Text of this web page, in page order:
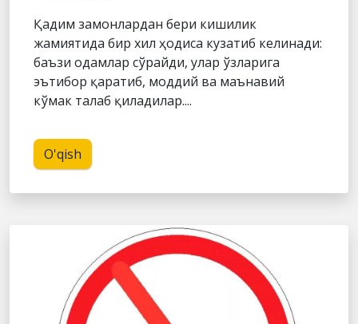
Қадим замонлардан бери кишилик
жамиятида бир хил ҳодиса кузатиб келинади:
баъзи одамлар сўрайди, улар ўзларига
эътибор қаратиб, моддий ва маънавий
кўмак талаб қиладилар....
O'qish